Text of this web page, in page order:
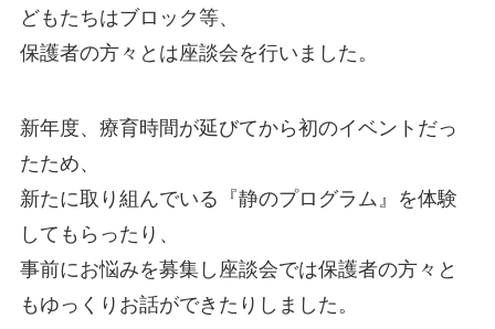
どもたちはブロック等、
保護者の方々とは座談会を行いました。
新年度、療育時間が延びてから初のイベントだっ
たため、
新たに取り組んでいる『静のプログラム』を体験
してもらったり、
事前にお悩みを募集し座談会では保護者の方々と
もゆっくりお話ができたりしました。